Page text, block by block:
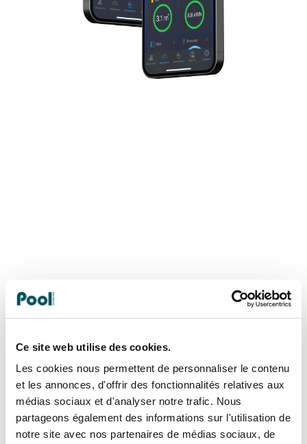
Ce site web utilise des cookies.
Les cookies nous permettent de personnaliser le contenu
et les annonces, d'offrir des fonctionnalités relatives aux
médias sociaux et d'analyser notre trafic. Nous
partageons également des informations sur l'utilisation de
notre site avec nos partenaires de médias sociaux, de
Une télégestion en
temps réeldédiée
au professionnel !